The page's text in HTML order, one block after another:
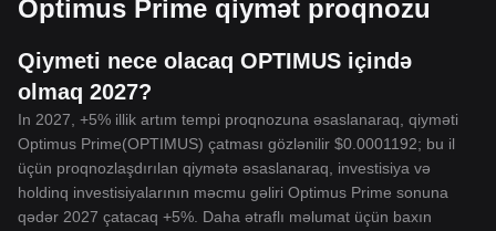
Optimus Prime qiymət proqnozu
Qiymeti nece olacaq OPTIMUS içində
olmaq 2027?
In 2027, +5% illik artım tempi proqnozuna əsaslanaraq, qiyməti
Optimus Prime(OPTIMUS) çatması gözlənilir $0.0001192; bu il
üçün proqnozlaşdırılan qiymətə əsaslanaraq, investisiya və
holdinq investisiyalarının məcmu gəliri Optimus Prime sonuna
qədər 2027 çatacaq +5%. Daha ətraflı məlumat üçün baxın